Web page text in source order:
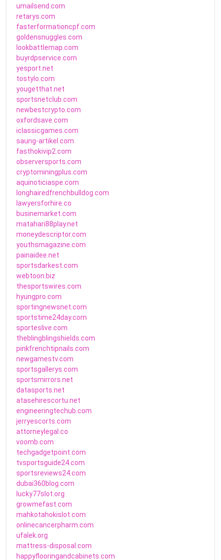
umailsend.com
retarys.com
fasterformationcpf.com
goldensnuggles.com
lookbattlemap.com
buyrdpservice.com
yesport.net
tostylo.com
yougetthat.net
sportsnetclub.com
newbestcrypto.com
oxfordsave.com
iclassicgames.com
saung-artikel.com
fasthokivip2.com
observersports.com
cryptominingplus.com
aquinoticiaspe.com
longhairedfrenchbulldog.com
lawyersforhire.co
businemarket.com
matahari88play.net
moneydescriptor.com
youthsmagazine.com
painaidee.net
sportsdarkest.com
webtoon.biz
thesportswires.com
hyungpro.com
sportingnewsnet.com
sportstime24day.com
sporteslive.com
theblingblingshields.com
pinkfrenchtipnails.com
newgamestv.com
sportsgallerys.com
sportsmirrors.net
datasports.net
atasehirescortu.net
engineeringtechub.com
jerryescorts.com
attorneylegal.co
voomb.com
techgadgetpoint.com
tvsportsguide24.com
sportsreviews24.com
dubai360blog.com
lucky77slot.org
growmefast.com
mahkotahokislot.com
onlinecancerpharm.com
ufalek.org
mattress-disposal.com
happyflooringandcabinets.com